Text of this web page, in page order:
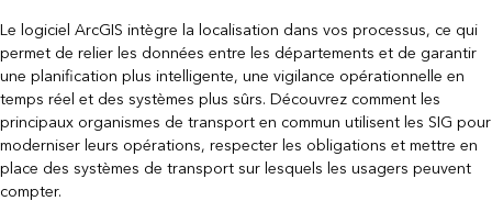
Le logiciel ArcGIS intègre la localisation dans vos processus, ce qui
permet de relier les données entre les départements et de garantir
une planification plus intelligente, une vigilance opérationnelle en
temps réel et des systèmes plus sûrs. Découvrez comment les
principaux organismes de transport en commun utilisent les SIG pour
moderniser leurs opérations, respecter les obligations et mettre en
place des systèmes de transport sur lesquels les usagers peuvent
compter.